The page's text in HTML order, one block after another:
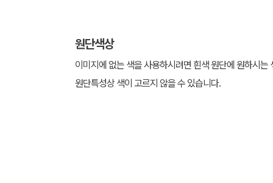
원단색상
이미지에 없는 색을 사용하시려면 흰색 원단에 원하시는
원단특성상 색이 고르지 않을 수 있습니다.